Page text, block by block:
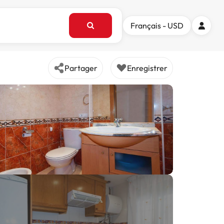
Français - USD
Partager Enregistrer